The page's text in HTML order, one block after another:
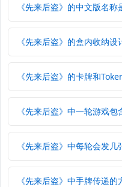
《先来后盗》的中文版名称
《先来后盗》的盒内收纳设
《先来后盗》的卡牌和
《先来后盗》中一轮游戏包
《先来后盗》中每轮会发几
《先来后盗》中手牌传递